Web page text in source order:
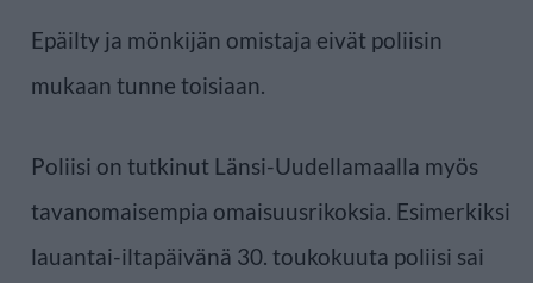
Epäilty ja mönkijän omistaja eivät poliisin
mukaan tunne toisiaan.
Poliisi on tutkinut Länsi-Uudellamaalla myös
tavanomaisempia omaisuusrikoksia. Esimerkiksi
lauantai-iltapäivänä 30. toukokuuta poliisi sai